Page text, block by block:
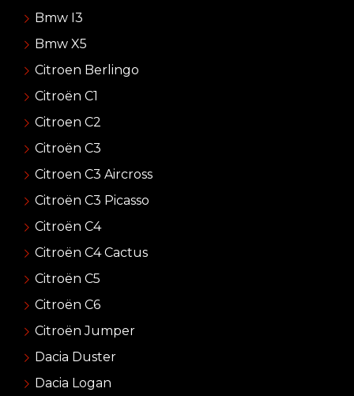
Bmw I3
Bmw X5
Citroen Berlingo
Citroën C1
Citroen C2
Citroën C3
Citroen C3 Aircross
Citroën C3 Picasso
Citroën C4
Citroën C4 Cactus
Citroën C5
Citroën C6
Citroën Jumper
Dacia Duster
Dacia Logan